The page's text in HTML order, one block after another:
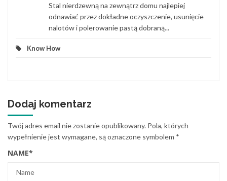
Stal nierdzewną na zewnątrz domu najlepiej
odnawiać przez dokładne oczyszczenie, usunięcie
nalotów i polerowanie pastą dobraną...
Know How
Dodaj komentarz
Twój adres email nie zostanie opublikowany. Pola, których
wypełnienie jest wymagane, są oznaczone symbolem *
NAME*